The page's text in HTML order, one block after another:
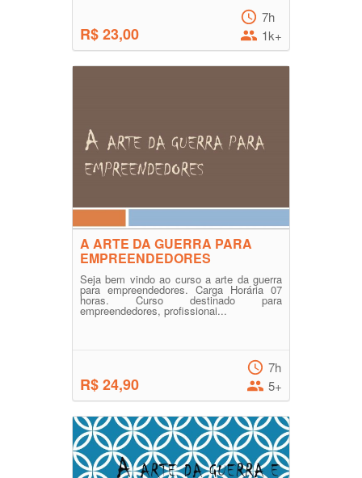
R$ 23,00
7h
1k+
A ARTE DA GUERRA PARA
EMPREENDEDORES
Seja bem vindo ao curso a arte da guerra
para empreendedores. Carga Horária 07
horas. Curso destinado para
empreendedores, profissionai...
R$ 24,90
7h
5+